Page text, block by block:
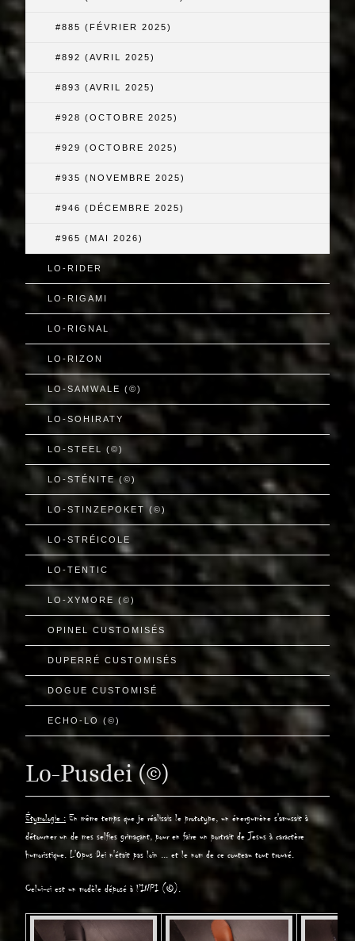
#885 (FÉVRIER 2025)
#892 (AVRIL 2025)
#893 (AVRIL 2025)
#928 (OCTOBRE 2025)
#929 (OCTOBRE 2025)
#935 (NOVEMBRE 2025)
#946 (DÉCEMBRE 2025)
#965 (MAI 2026)
LO-RIDER
LO-RIGAMI
LO-RIGNAL
LO-RIZON
LO-SAMWALE (©)
LO-SOHIRATY
LO-STEEL (©)
LO-STÉNITE (©)
LO-STINZEPOKET (©)
LO-STRÉICOLE
LO-TENTIC
LO-XYMORE (©)
OPINEL CUSTOMISÉS
DUPERRÉ CUSTOMISÉS
DOGUE CUSTOMISÉ
ECHO-LO (©)
Lo-Pusdei (©)
Étymologie : En même temps que je réalisais le prototype, un énergumène s'amusait à
détourner un de mes selfies grimaçant, pour en faire un portrait de Jesus à caractère
humoristique. L'Opus Dei n'était pas loin ... et le nom de ce couteau tout trouvé.
Celui-ci est un modèle déposé à l'INPI (©).